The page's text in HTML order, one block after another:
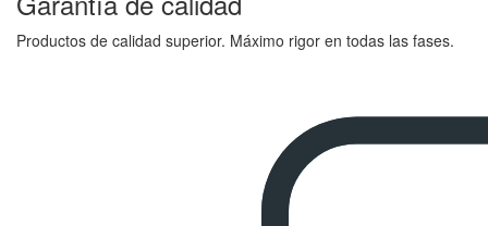
Productos de calidad superior. Máximo rigor en todas las fases.